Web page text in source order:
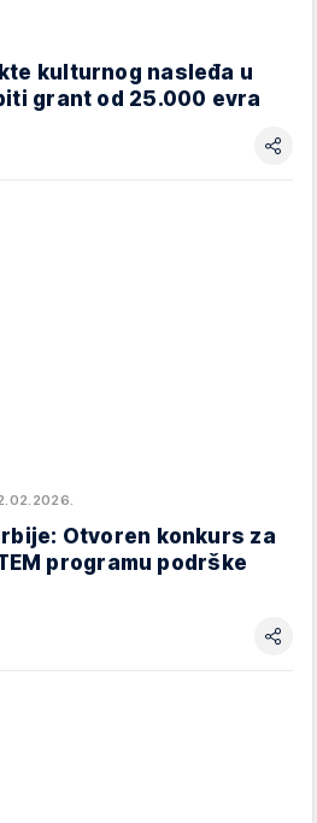
kulturnog nasleđa u
grant od 25.000 evra
Otvoren konkurs za
programu podrške